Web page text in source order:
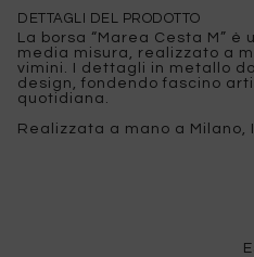
DETTAGLI DEL PRODOTTO
La borsa “Marea Cesta M”
media misura, realizzato a
vimini. I dettagli in metallo
design, fondendo fascino
quotidiana.
Realizzata a mano a Milano,